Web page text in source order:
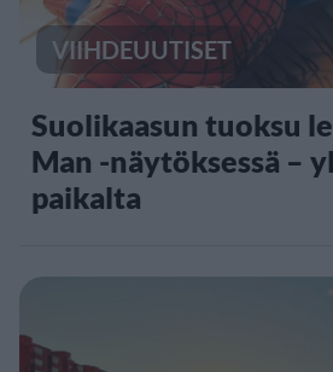
VIIHDEUUTISET
Suolikaasun tuoksu
Man -näytöksessä –
paikalta